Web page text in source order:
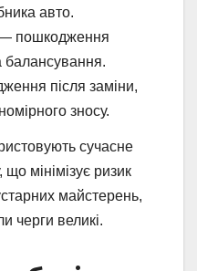
авто.
— пошкодження
балансування.
після заміни,
зносу.
сучасне
мінімізує ризик
майстерень,
черги великі.